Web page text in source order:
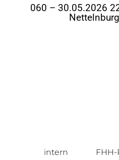
060 – 30.05.2026
intern FHH-